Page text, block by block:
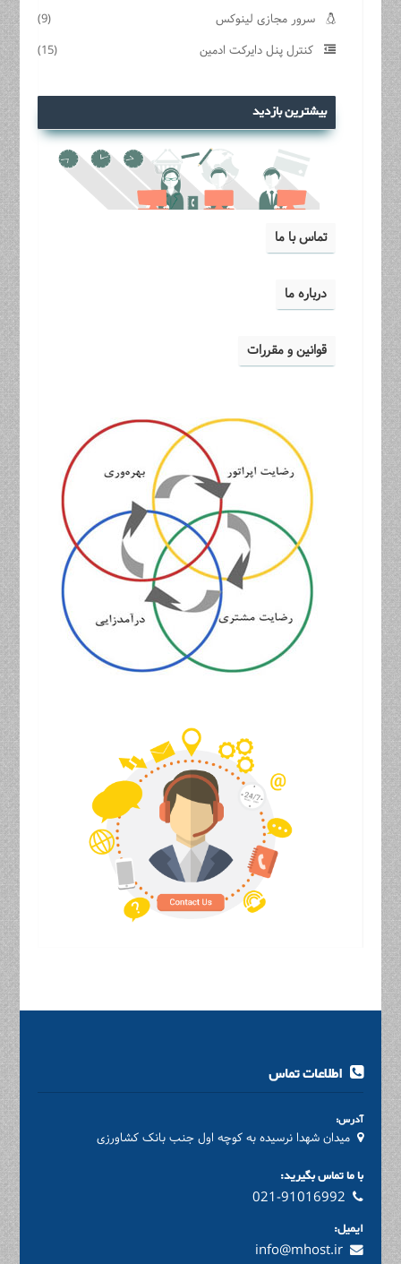
سرور مجازی لینوکس
(9)
کنترل پنل دایرکت ادمین
(15)
بیشترین بازدید
تماس با ما
درباره ما
قوانین و مقررات
اطلاعات تماس
آدرس:
میدان شهدا نرسیده به کوچه اول جنب بانک کشاورزی
با ما تماس بگیرید:
021-91016992
ایمیل:
info@mhost.ir